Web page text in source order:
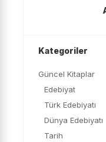
Kategoriler
Güncel Kitaplar
Edebiyat
Türk Edebiyatı
Dünya Edebiyatı
Tarih